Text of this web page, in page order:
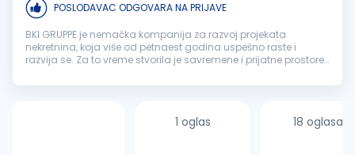
POSLODAVAC ODGOVARA NA PRIJAVE
BKI GRUPPE je nemačka kompanija za razvoj projekata
nekretnina, koja više od petnaest godina uspešno raste i
razvija se. Za to vreme stvorila je savremene i prijatne prostore
revolucionarni...
1 oglas 18 oglasa